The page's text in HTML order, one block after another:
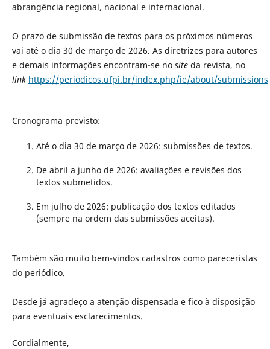
abrangência regional, nacional e internacional.
O prazo de submissão de textos para os próximos números
vai até o dia 30 de março de 2026. As diretrizes para autores
e demais informações encontram-se no site da revista, no
link https://periodicos.ufpi.br/index.php/ie/about/submissions
Cronograma previsto:
Até o dia 30 de março de 2026: submissões de textos.
De abril a junho de 2026: avaliações e revisões dos
textos submetidos.
Em julho de 2026: publicação dos textos editados
(sempre na ordem das submissões aceitas).
Também são muito bem-vindos cadastros como pareceristas
do periódico.
Desde já agradeço a atenção dispensada e fico à disposição
para eventuais esclarecimentos.
Cordialmente,